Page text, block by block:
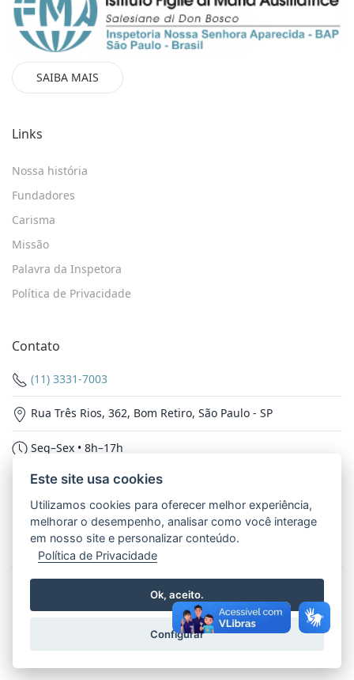
SAIBA MAIS
Links
Nossa história
Fundadores
Carisma
Missão
Palavra da Inspetora
Política de Privacidade
Contato
(11) 3331-7003
Rua Três Rios, 362, Bom Retiro, São Paulo - SP
Seg–Sex • 8h–17h
Nossas Redes
© 2026 - Inspetoria Nossa Senhora Aparecida. Todos os
direitos reservados. Política de Privacidade
Este site usa cookies
Utilizamos cookies para oferecer melhor experiência,
melhorar o desempenho, analisar como você interage
em nosso site e personalizar conteúdo.
Política de Privacidade
Ok, aceito.
Configurar